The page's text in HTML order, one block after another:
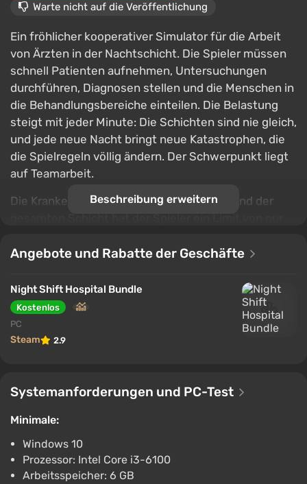
Warte nicht auf die Veröffentlichung
Ein fröhlicher kooperativer Simulator für die Arbeit
von Ärzten in der Nachtschicht. Die Spieler müssen
schnell Patienten aufnehmen, Untersuchungen
durchführen, Diagnosen stellen und die Menschen in
die Behandlungsbereiche einteilen. Die Belastung
steigt mit jeder Minute: Die Schichten sind nie gleich,
und jede neue Nacht bringt neue Katastrophen, die
die Spielregeln völlig ändern. Der Schwerpunkt liegt
auf Teamarbeit.
Die Krankenhausleitung ist streng – während der
fehlgeschlagene Prozedur bringt das Team näher an
empfehlen die Autoren dringend die Verwendung
eines Mikrofons. Der Sprachchat hilft, Aufgaben
schneller zu verteilen, wenn im Flur ein weiteres
Notfallereignis eintritt.
Beschreibung erweitern
Angebote und Rabatte der Geschäfte
Night Shift Hospital Bundle
Kostenlos
PC
Steam 2.9
Systemanforderungen und PC-Test
Minimale:
Windows 10
Prozessor: Intel Core i3-6100
Arbeitsspeicher: 6 GB